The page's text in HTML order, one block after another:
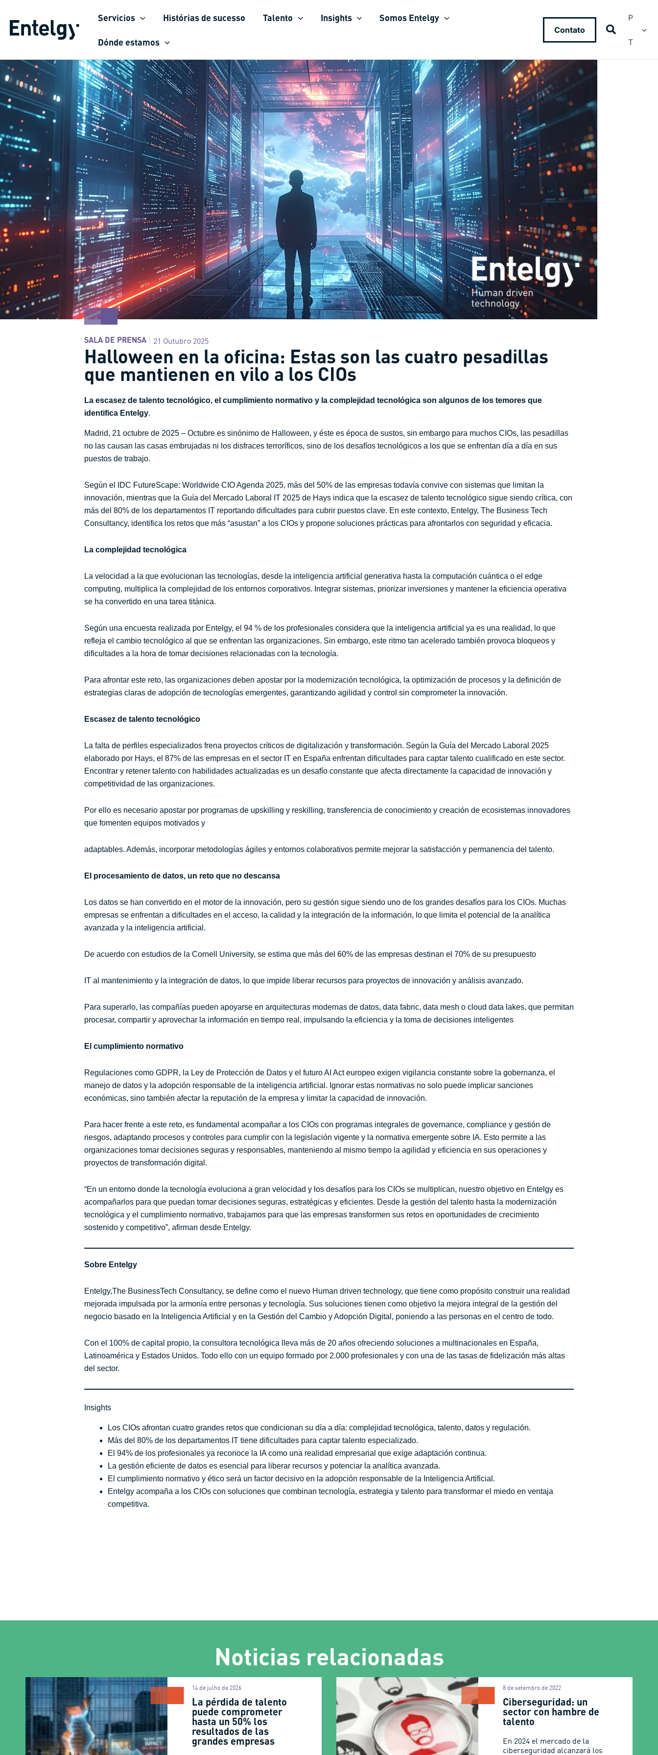
para
Servicios Histórias de sucesso Talento Insights Somos Entelgy
Dónde estamos
Contato
P
T
SALA DE PRENSA 21 Outubro 2025
Halloween en la oficina: Estas son las cuatro pesadillas
que mantienen en vilo a los CIOs
La escasez de talento tecnológico, el cumplimiento normativo y la complejidad tecnológica son algunos de los temores que
identifica Entelgy.
Madrid, 21 octubre de 2025 – Octubre es sinónimo de Halloween, y éste es época de sustos, sin embargo para muchos CIOs, las pesadillas
no las causan las casas embrujadas ni los disfraces terroríficos, sino de los desafíos tecnológicos a los que se enfrentan día a día en sus
puestos de trabajo.
Según el IDC FutureScape: Worldwide CIO Agenda 2025, más del 50% de las empresas todavía convive con sistemas que limitan la
innovación, mientras que la Guía del Mercado Laboral IT 2025 de Hays indica que la escasez de talento tecnológico sigue siendo crítica, con
más del 80% de los departamentos IT reportando dificultades para cubrir puestos clave. En este contexto, Entelgy, The Business Tech
Consultancy, identifica los retos que más “asustan” a los CIOs y propone soluciones prácticas para afrontarlos con seguridad y eficacia.
La complejidad tecnológica
La velocidad a la que evolucionan las tecnologías, desde la inteligencia artificial generativa hasta la computación cuántica o el edge
computing, multiplica la complejidad de los entornos corporativos. Integrar sistemas, priorizar inversiones y mantener la eficiencia operativa
se ha convertido en una tarea titánica.
Según una encuesta realizada por Entelgy, el 94 % de los profesionales considera que la inteligencia artificial ya es una realidad, lo que
refleja el cambio tecnológico al que se enfrentan las organizaciones. Sin embargo, este ritmo tan acelerado también provoca bloqueos y
dificultades a la hora de tomar decisiones relacionadas con la tecnología.
Para afrontar este reto, las organizaciones deben apostar por la modernización tecnológica, la optimización de procesos y la definición de
estrategias claras de adopción de tecnologías emergentes, garantizando agilidad y control sin comprometer la innovación.
Escasez de talento tecnológico
La falta de perfiles especializados frena proyectos críticos de digitalización y transformación. Según la Guía del Mercado Laboral 2025
elaborado por Hays, el 87% de las empresas en el sector IT en España enfrentan dificultades para captar talento cualificado en este sector.
Encontrar y retener talento con habilidades actualizadas es un desafío constante que afecta directamente la capacidad de innovación y
competitividad de las organizaciones.
Por ello es necesario apostar por programas de upskilling y reskilling, transferencia de conocimiento y creación de ecosistemas innovadores
que fomenten equipos motivados y
adaptables. Además, incorporar metodologías ágiles y entornos colaborativos permite mejorar la satisfacción y permanencia del talento.
El procesamiento de datos, un reto que no descansa
Los datos se han convertido en el motor de la innovación, pero su gestión sigue siendo uno de los grandes desafíos para los CIOs. Muchas
empresas se enfrentan a dificultades en el acceso, la calidad y la integración de la información, lo que limita el potencial de la analítica
avanzada y la inteligencia artificial.
De acuerdo con estudios de la Cornell University, se estima que más del 60% de las empresas destinan el 70% de su presupuesto
IT al mantenimiento y la integración de datos, lo que impide liberar recursos para proyectos de innovación y análisis avanzado.
Para superarlo, las compañías pueden apoyarse en arquitecturas modernas de datos, data fabric, data mesh o cloud data lakes, que permitan
procesar, compartir y aprovechar la información en tiempo real, impulsando la eficiencia y la toma de decisiones inteligentes
El cumplimiento normativo
Regulaciones como GDPR, la Ley de Protección de Datos y el futuro AI Act europeo exigen vigilancia constante sobre la gobernanza, el
manejo de datos y la adopción responsable de la inteligencia artificial. Ignorar estas normativas no solo puede implicar sanciones
económicas, sino también afectar la reputación de la empresa y limitar la capacidad de innovación.
Para hacer frente a este reto, es fundamental acompañar a los CIOs con programas integrales de governance, compliance y gestión de
riesgos, adaptando procesos y controles para cumplir con la legislación vigente y la normativa emergente sobre IA. Esto permite a las
organizaciones tomar decisiones seguras y responsables, manteniendo al mismo tiempo la agilidad y eficiencia en sus operaciones y
proyectos de transformación digital.
“En un entorno donde la tecnología evoluciona a gran velocidad y los desafíos para los CIOs se multiplican, nuestro objetivo en Entelgy es
acompañarlos para que puedan tomar decisiones seguras, estratégicas y eficientes. Desde la gestión del talento hasta la modernización
tecnológica y el cumplimiento normativo, trabajamos para que las empresas transformen sus retos en oportunidades de crecimiento
sostenido y competitivo”, afirman desde Entelgy.
Sobre Entelgy
Entelgy,The BusinessTech Consultancy, se define como el nuevo Human driven technology, que tiene como propósito construir una realidad
mejorada impulsada por la armonía entre personas y tecnología. Sus soluciones tienen como objetivo la mejora integral de la gestión del
negocio basado en la Inteligencia Artificial y en la Gestión del Cambio y Adopción Digital, poniendo a las personas en el centro de todo.
Con el 100% de capital propio, la consultora tecnológica lleva más de 20 años ofreciendo soluciones a multinacionales en España,
Latinoamérica y Estados Unidos. Todo ello con un equipo formado por 2.000 profesionales y con una de las tasas de fidelización más altas
del sector.
Insights
Los CIOs afrontan cuatro grandes retos que condicionan su día a día: complejidad tecnológica, talento, datos y regulación.
Más del 80% de los departamentos IT tiene dificultades para captar talento especializado.
El 94% de los profesionales ya reconoce la IA como una realidad empresarial que exige adaptación continua.
La gestión eficiente de datos es esencial para liberar recursos y potenciar la analítica avanzada.
El cumplimiento normativo y ético será un factor decisivo en la adopción responsable de la Inteligencia Artificial.
Entelgy acompaña a los CIOs con soluciones que combinan tecnología, estrategia y talento para transformar el miedo en ventaja
competitiva.
Noticias relacionadas
La pérdida de talento
puede comprometer
hasta un 50% los
resultados de las
grandes empresas
14 de julho de 2026
Ciberseguridad: un
sector con hambre de
talento
8 de setembro de 2022
En 2024 el mercado de la
ciberseguridad alcanzará los